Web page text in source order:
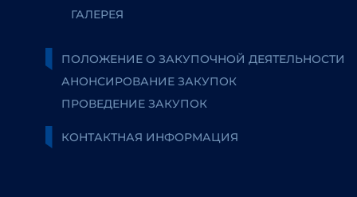
ГАЛЕРЕЯ
ПОЛОЖЕНИЕ О ЗАКУПОЧНОЙ ДЕЯТЕЛЬНОСТИ
АНОНСИРОВАНИЕ ЗАКУПОК
ПРОВЕДЕНИЕ ЗАКУПОК
КОНТАКТНАЯ ИНФОРМАЦИЯ